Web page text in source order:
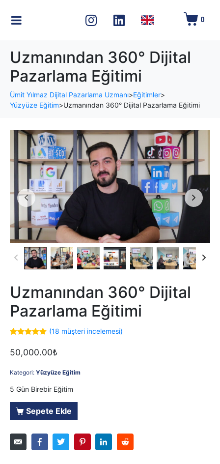
0
Uzmanından 360° Dijital
Pazarlama Eğitimi
Ümit Yılmaz Dijital Pazarlama Uzmanı>Eğitimler>
Yüzyüze Eğitim>Uzmanından 360° Dijital Pazarlama Eğitimi
Uzmanından 360° Dijital
Pazarlama Eğitimi
puanına
dayanarak 5
5.00
puan
aldı
(18 müşteri incelemesi)
50,000.00₺
Kategori: Yüzyüze Eğitim
5 Gün Birebir Eğitim
Sepete Ekle